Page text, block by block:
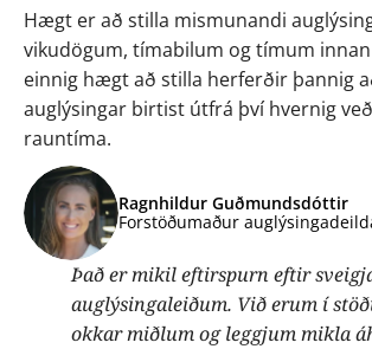
Hægt er að stilla mismunandi
vikudögum, tímabilum og tímum innan
einnig hægt að stilla herferðir þannig
auglýsingar birtist útfrá því hvernig
rauntíma.
Ragnhildur Guðmundsdóttir
Forstöðumaður
Það er mikil eftirspurn eftir
auglýsingaleiðum. Við erum í
okkar miðlum og leggjum mikla